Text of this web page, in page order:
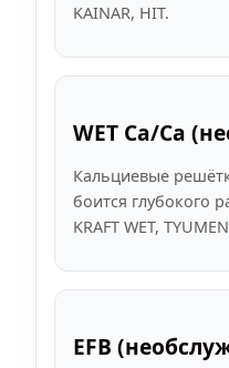
KAINAR, HIT.
WET Ca/Ca
Кальциевые
боится глубокого
KRAFT WET,
EFB